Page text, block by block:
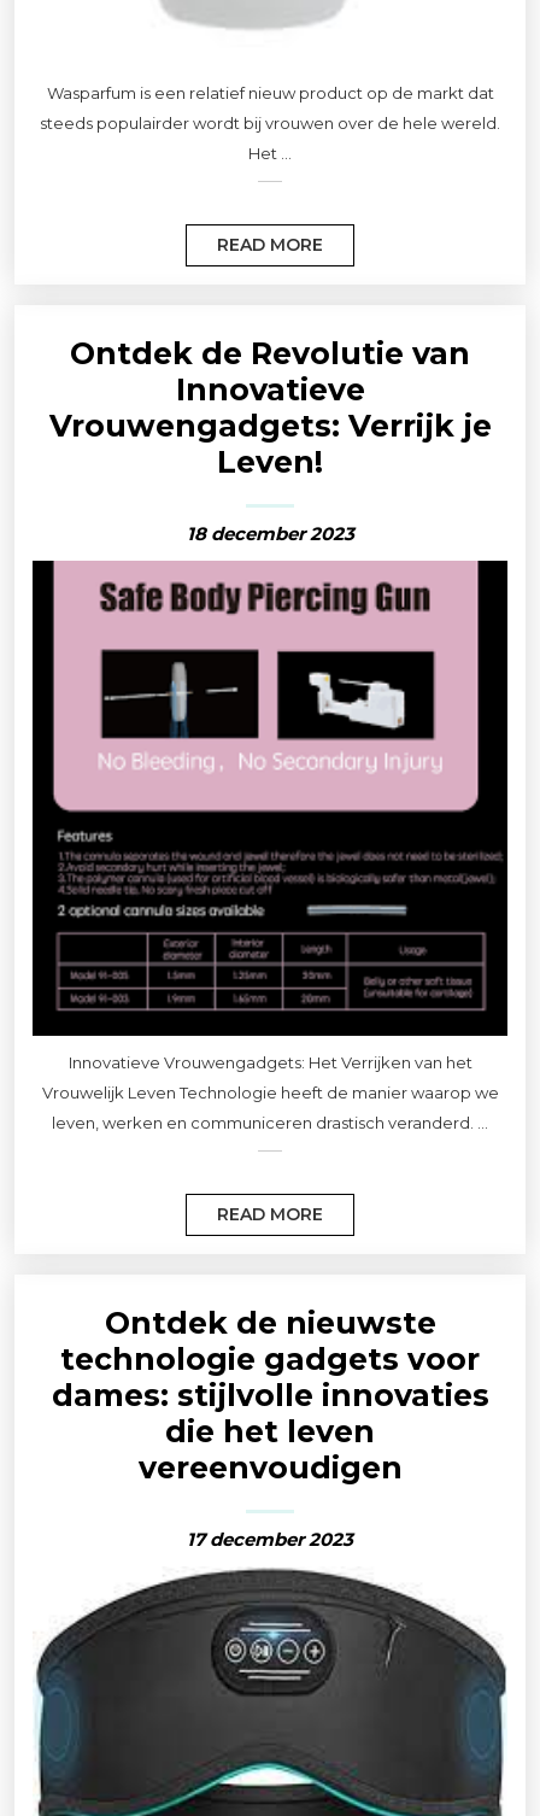
Wasparfum is een relatief nieuw product op de markt dat
steeds populairder wordt bij vrouwen over de hele wereld.
Het ...
READ MORE
Ontdek de Revolutie van
Innovatieve
Vrouwengadgets: Verrijk je
Leven!
18 december 2023
Innovatieve Vrouwengadgets: Het Verrijken van het
Vrouwelijk Leven Technologie heeft de manier waarop we
leven, werken en communiceren drastisch veranderd. ...
READ MORE
Ontdek de nieuwste
technologie gadgets voor
dames: stijlvolle innovaties
die het leven
vereenvoudigen
17 december 2023